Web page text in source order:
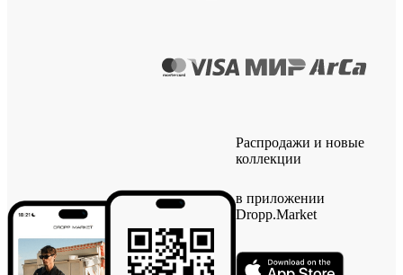
Распродажи и новые
коллекции
в приложении
Dropp.Market